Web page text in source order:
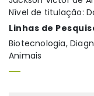
Nível de titulação:
Linhas de
Biotecnologia,
Animais